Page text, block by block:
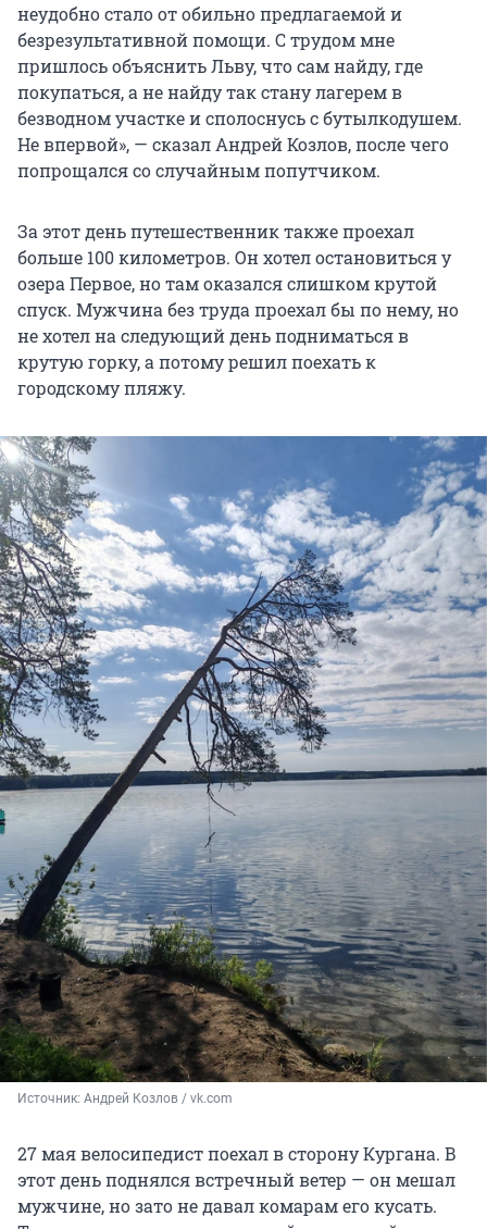
неудобно стало от обильно предлагаемой и
безрезультативной помощи. С трудом мне
пришлось объяснить Льву, что сам найду, где
покупаться, а не найду так стану лагерем в
безводном участке и сполоснусь с бутылкодушем.
Не впервой», — сказал Андрей Козлов, после чего
попрощался со случайным попутчиком.
За этот день путешественник также проехал
больше 100 километров. Он хотел остановиться у
озера Первое, но там оказался слишком крутой
спуск. Мужчина без труда проехал бы по нему, но
не хотел на следующий день подниматься в
крутую горку, а потому решил поехать к
городскому пляжу.
Источник: Андрей Козлов / vk.com
27 мая велосипедист поехал в сторону Кургана. В
этот день поднялся встречный ветер — он мешал
мужчине, но зато не давал комарам его кусать.